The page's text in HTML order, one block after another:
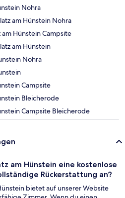
Nohra
am Hünstein Nohra
Hünstein Campsite
am Hünstein
Nohra
Campsite
Bleicherode
Campsite Bleicherode
am Hünstein eine kostenlose
Rückerstattung an?
bietet auf unserer Website